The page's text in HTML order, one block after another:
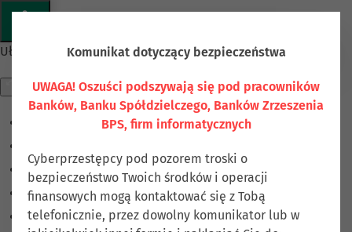
Ułatwienia dostępu
Odwróć kolory
Ciemny kontrast
Jasny kontrast
Niskie nasycenie
Komunikat dotyczący bezpieczeństwa
UWAGA! Oszuści podszywają się pod pracowników
Banków, Banku Spółdzielczego, Banków Zrzeszenia
BPS, firm informatycznych
Cyberprzestępcy pod pozorem troski o
bezpieczeństwo Twoich środków i operacji
finansowych mogą kontaktować się z Tobą
telefonicznie, przez dowolny komunikator lub w